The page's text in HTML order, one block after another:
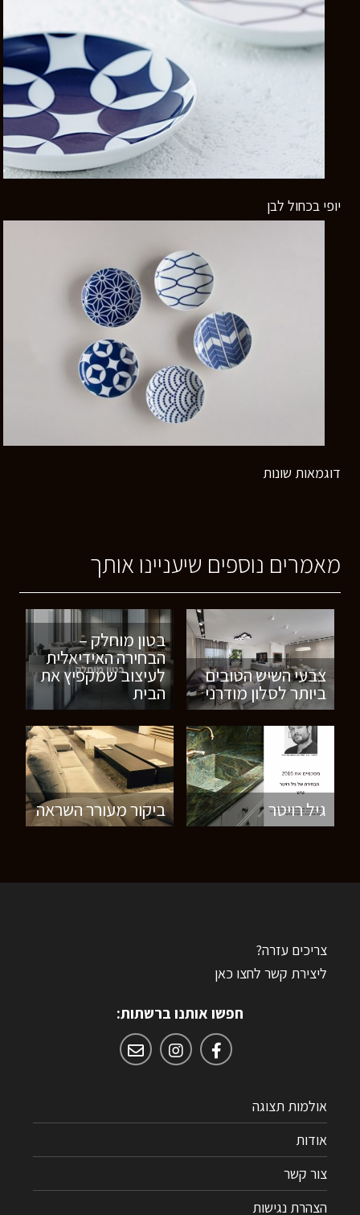
יופי בכחול לבן
דוגמאות שונות
מאמרים נוספים שיעניינו אותך
צבעי השיש הטובים
ביותר לסלון מודרני
בטון מוחלק –
הבחירה האידיאלית
לעיצוב שמקפיץ את
הבית
גיל רויטר ביקור מעורר השראה
צריכים עזרה?
ליצירת קשר לחצו כאן
חפשו אותנו ברשתות:
אולמות תצוגה
אודות
צור קשר
הצהרת נגישות
השאירו פרטים ונחזור אליכם